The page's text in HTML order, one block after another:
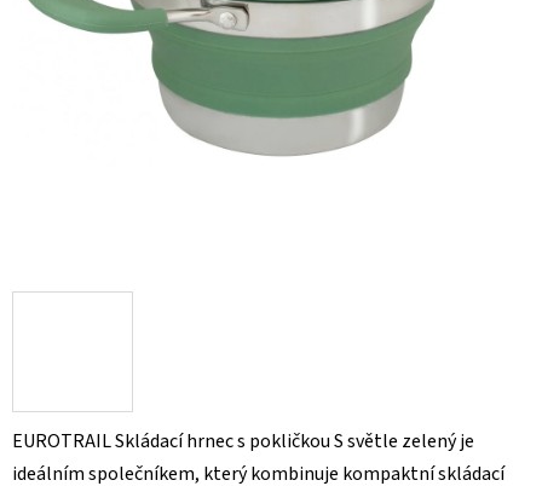
EUROTRAIL Skládací hrnec s pokličkou S světle zelený je
ideálním společníkem, který kombinuje kompaktní skládací